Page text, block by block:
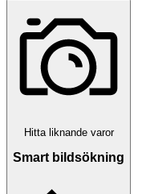
Hitta liknande varor
Smart bildsökning